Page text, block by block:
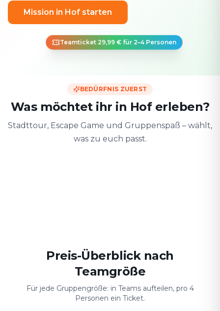
Mission in Hof starten
Teamticket 29,99 € für 2–4 Personen
BEDÜRFNIS ZUERST
Was möchtet ihr in Hof erleben?
Stadttour, Escape Game und Gruppenspaß – wählt,
was zu euch passt.
Preis-Überblick nach
Teamgröße
Für jede Gruppengröße: in Teams aufteilen, pro 4
Personen ein Ticket.